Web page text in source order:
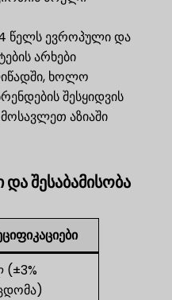
წელს ევროპული და
არხები
ხოლო
შესყიდვის
აზიაში
შესაბამისობა